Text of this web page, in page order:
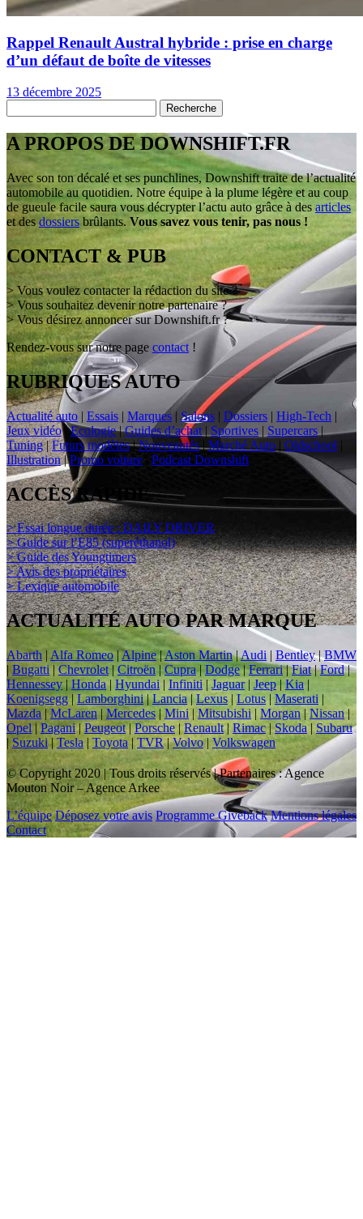
Rappel Renault Austral hybride : prise en charge
d’un défaut de boîte de vitesses
13 décembre 2025
A PROPOS DE DOWNSHIFT.FR
Avec son ton décalé et ses punchlines, Downshift traite de l’actualité
automobile au quotidien. Notre équipe à la plume légère et au coup
de gueule facile saura vous décrypter l’actu auto grâce à des articles
et des dossiers brûlants. Vous savez vous tenir, pas nous !
CONTACT & PUB
> Vous voulez contacter la rédaction du site ?
> Vous souhaitez devenir notre partenaire ?
> Vous désirez annoncer sur Downshift.fr ?
Rendez-vous sur notre page contact !
RUBRIQUES AUTO
Actualité auto | Essais | Marques |Salons | Dossiers | High-Tech |
Jeux vidéo|Ecologie|Guides d’achat | Sportives | Supercars |
Tuning|Futurs modèles|Nouveautés|Marché Auto | Oldschool |
Illustration|Promo voiture Podcast Downshift
ACCÈS RAPIDE
> Essai longue durée : DAILY DRIVER
> Guide sur l’E85 (superéthanol)
> Guide des Youngtimers
> Avis des propriétaires
> Lexique automobile
ACTUALITÉ AUTO PAR MARQUE
Abarth | Alfa Romeo|Alpine|Aston Martin|Audi | Bentley|BMW
| Bugatti|Chevrolet|Citroën |Cupra | Dodge|Ferrari|Fiat|Ford|
Hennessey| Honda| Hyundai |Infiniti | Jaguar| Jeep|Kia |
Koenigsegg|Lamborghini|Lancia|Lexus | Lotus| Maserati |
Mazda |McLaren|Mercedes | Mini | Mitsubishi | Morgan|Nissan|
Opel | Pagani|Peugeot|Porsche | Renault| Rimac|Skoda | Subaru
| Suzuki|Tesla| Toyota | TVR|Volvo|Volkswagen
© Copyright 2020 | Tous droits réservés | Partenaires : Agence
Mouton Noir – Agence Arkee
L’équipe Déposez votre avis Programme Giveback Mentions légales
Contact